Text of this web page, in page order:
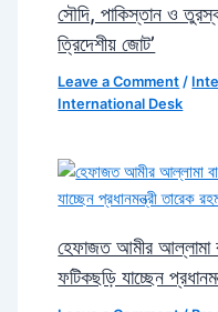
সৌদি, পাকিস্তান ও
ত্রিদেশীয় জোট’
Leave a Comment /
International Desk
হেফাজত আমীর আল্লামা
ফটিকছড়ি যাচ্ছেন